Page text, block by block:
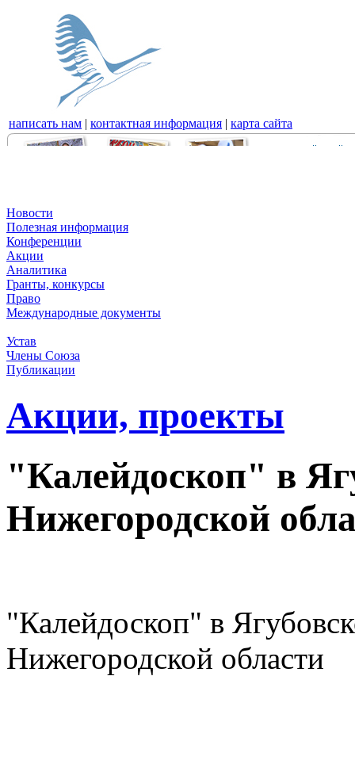
написать нам | контактная информация | карта сайта
Новости
Полезная информация
Конференции
Акции
Аналитика
Гранты, конкурсы
Право
Международные документы
Устав
Члены Союза
Публикации
Акции, проекты
"Калейдоскоп" в
Нижегородской
"Калейдоскоп" в
Нижегородской области